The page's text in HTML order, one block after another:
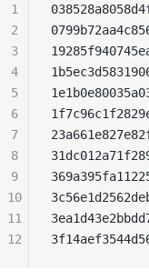
1
2
3
4
5
6
7
8
9
10
11
12